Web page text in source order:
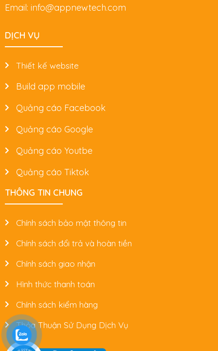
Email: info@appnewtech.com
DỊCH VỤ
Thiết kế website
Build app mobile
Quảng cáo Facebook
Quảng cáo Google
Quảng cáo Youtbe
Quảng cáo Tiktok
THÔNG TIN CHUNG
Chính sách bảo mật thông tin
Chính sách đổi trả và hoàn tiền
Chính sách giao nhận
Hình thức thanh toán
Chính sách kiểm hàng
Thỏa Thuận Sử Dụng Dịch Vụ